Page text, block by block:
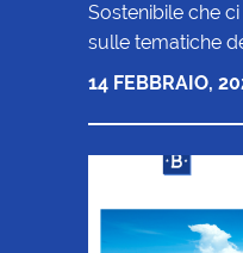
Sostenibile che
sulle tematiche
14 FEBBRAIO,